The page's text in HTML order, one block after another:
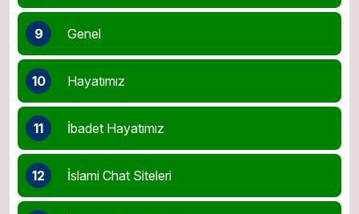
9 Genel
10 Hayatımız
11 İbadet Hayatımız
12 İslami Chat Siteleri